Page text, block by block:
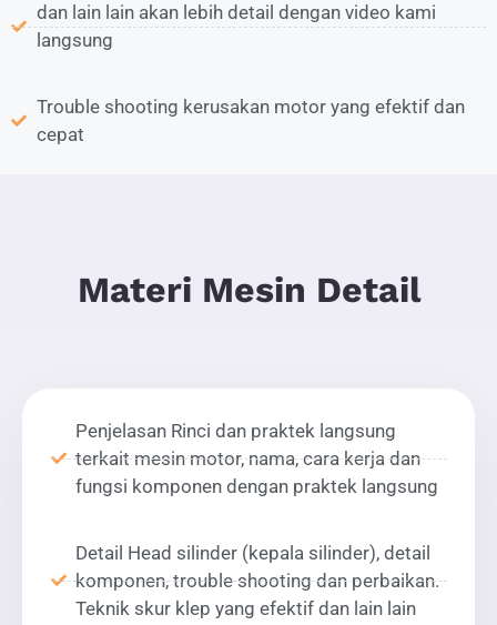
dan lain lain akan lebih detail dengan video kami
langsung
Trouble shooting kerusakan motor yang efektif dan
cepat
Materi Mesin Detail
Penjelasan Rinci dan praktek langsung
terkait mesin motor, nama, cara kerja dan
fungsi komponen dengan praktek langsung
Detail Head silinder (kepala silinder), detail
komponen, trouble shooting dan perbaikan.
Teknik skur klep yang efektif dan lain lain